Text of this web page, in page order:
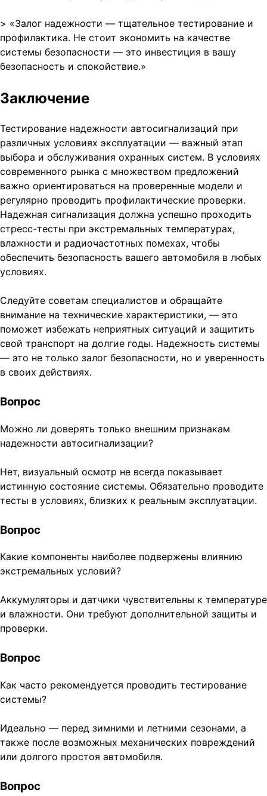
> «Залог надежности — тщательное тестирование и
профилактика. Не стоит экономить на качестве
системы безопасности — это инвестиция в вашу
безопасность и спокойствие.»
Заключение
Тестирование надежности автосигнализаций при
различных условиях эксплуатации — важный этап
выбора и обслуживания охранных систем. В условиях
современного рынка с множеством предложений
важно ориентироваться на проверенные модели и
регулярно проводить профилактические проверки.
Надежная сигнализация должна успешно проходить
стресс-тесты при экстремальных температурах,
влажности и радиочастотных помехах, чтобы
обеспечить безопасность вашего автомобиля в любых
условиях.
Следуйте советам специалистов и обращайте
внимание на технические характеристики, — это
поможет избежать неприятных ситуаций и защитить
свой транспорт на долгие годы. Надежность системы
— это не только залог безопасности, но и уверенность
в своих действиях.
Вопрос
Можно ли доверять только внешним признакам
надежности автосигнализации?
Нет, визуальный осмотр не всегда показывает
истинную состояние системы. Обязательно проводите
тесты в условиях, близких к реальным эксплуатации.
Вопрос
Какие компоненты наиболее подвержены влиянию
экстремальных условий?
Аккумуляторы и датчики чувствительны к температуре
и влажности. Они требуют дополнительной защиты и
проверки.
Вопрос
Как часто рекомендуется проводить тестирование
системы?
Идеально — перед зимними и летними сезонами, а
также после возможных механических повреждений
или долгого простоя автомобиля.
Вопрос